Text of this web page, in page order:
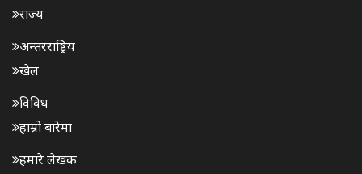
राज्य
अन्तरराष्ट्रिय
खेल
विविध
हाम्रो बारेमा
हमारे लेखक